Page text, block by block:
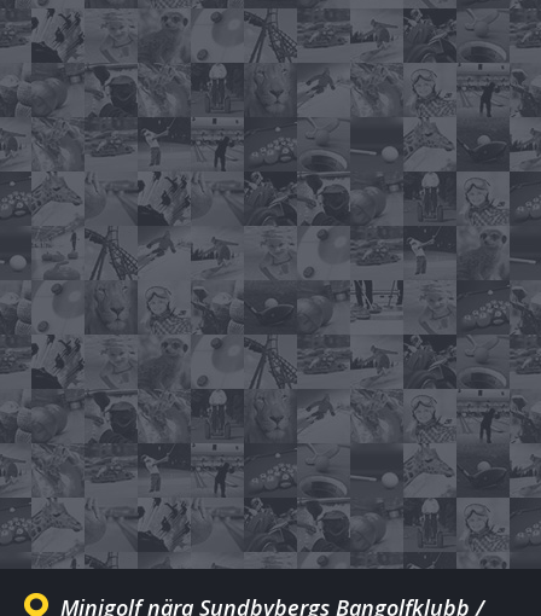
Minigolf nära Sundbybergs Bangolfklubb /